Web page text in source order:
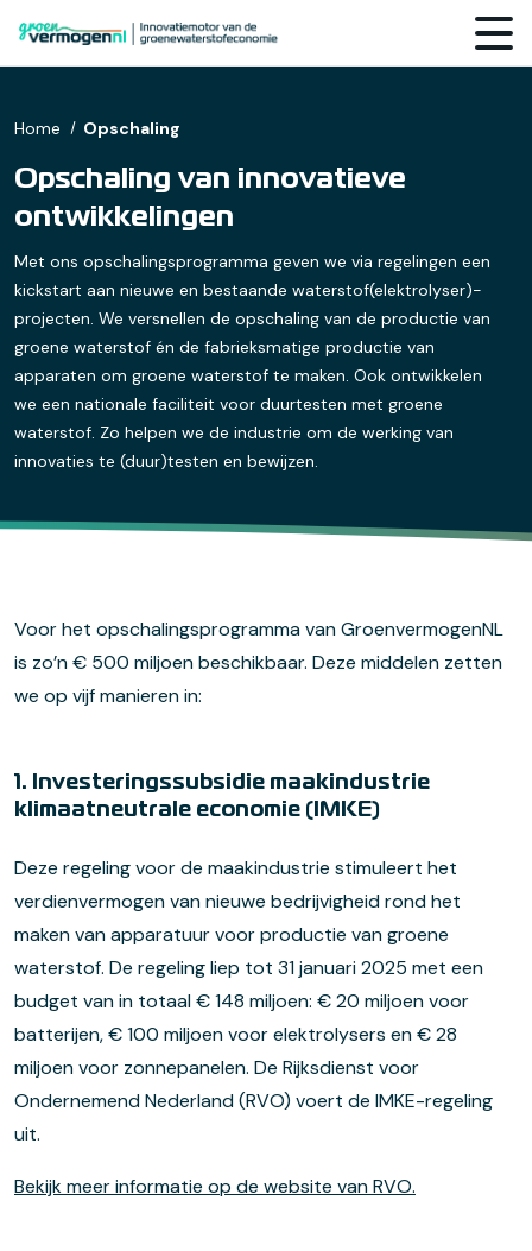
Home Opschaling
Opschaling van innovatieve
ontwikkelingen
Met ons opschalingsprogramma geven we via regelingen een
kickstart aan nieuwe en bestaande waterstof(elektrolyser)-
projecten. We versnellen de opschaling van de productie van
groene waterstof én de fabrieksmatige productie van
apparaten om groene waterstof te maken. Ook ontwikkelen
we een nationale faciliteit voor duurtesten met groene
waterstof. Zo helpen we de industrie om de werking van
innovaties te (duur)testen en bewijzen.
Voor het opschalingsprogramma van GroenvermogenNL
is zo’n € 500 miljoen beschikbaar. Deze middelen zetten
we op vijf manieren in:
1. Investeringssubsidie maakindustrie
klimaatneutrale economie (IMKE)
Deze regeling voor de maakindustrie stimuleert het
verdienvermogen van nieuwe bedrijvigheid rond het
maken van apparatuur voor productie van groene
waterstof. De regeling liep tot 31 januari 2025 met een
budget van in totaal € 148 miljoen: € 20 miljoen voor
batterijen, € 100 miljoen voor elektrolysers en € 28
miljoen voor zonnepanelen. De Rijksdienst voor
Ondernemend Nederland (RVO) voert de IMKE-regeling
uit.
Bekijk meer informatie op de website van RVO.